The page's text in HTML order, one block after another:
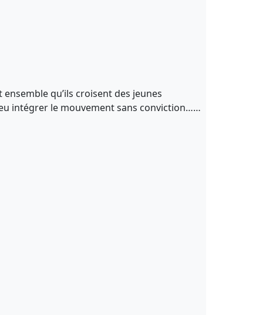
qu’ils croisent des jeunes
intégrer le mouvement sans conviction……